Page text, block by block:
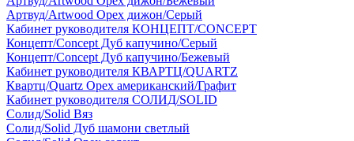
Артвуд/Artwood Орех дижон/Серый
Кабинет руководителя КОНЦЕПТ/CONCEPT
Концепт/Concept Дуб капучино/Серый
Концепт/Concept Дуб капучино/Бежевый
Кабинет руководителя КВАРТЦ/QUARTZ
Квартц/Quartz Орех американский/Графит
Кабинет руководителя СОЛИД/SOLID
Солид/Solid Вяз
Солид/Solid Дуб шамони светлый